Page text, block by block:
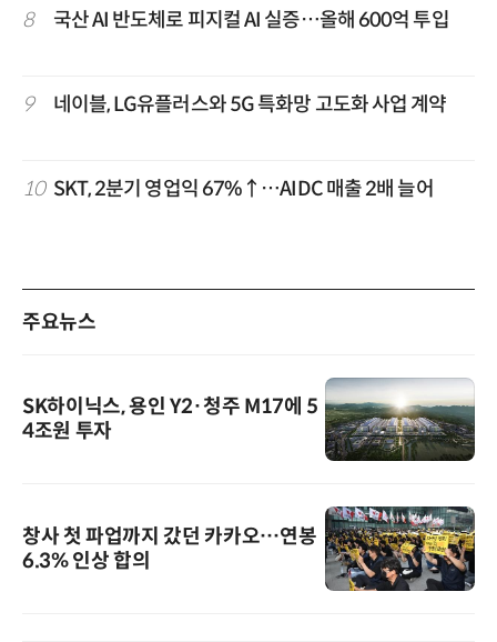
8 국산 AI 반도체로 피지컬 AI 실증…올해 600억 투입
9 네이블, LG유플러스와 5G 특화망 고도화 사업 계약
10 SKT, 2분기 영업익 67%↑…AIDC 매출 2배 늘어
주요뉴스
SK하이닉스, 용인 Y2·청주 M17에 5
4조원 투자
창사 첫 파업까지 갔던 카카오…연봉
6.3% 인상 합의